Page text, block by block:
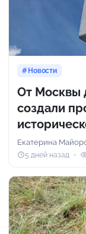
Новости
От Москвы
создали
Екатерина
5 дней назад